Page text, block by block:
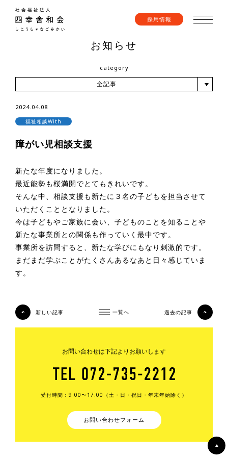
採用情報
お知らせ
category
全記事
2024.04.08
福祉相談With
障がい児相談支援
新たな年度になりました。
最近能勢も桜満開でとてもきれいです。
そんな中、相談支援も新たに３名の子どもを担当させて
いただくこととなりました。
今は子どもやご家族に会い、子どものことを知ることや
新たな事業所との関係も作っていく最中です。
事業所を訪問すると、新たな学びにもなり刺激的です。
まだまだ学ぶことがたくさんあるなあと日々感じていま
す。
一覧へ
新しい記事 過去の記事
お問い合わせは下記よりお願いします
受付時間：9:00〜17:00（土・日・祝日・年末年始除く）
お問い合わせフォーム